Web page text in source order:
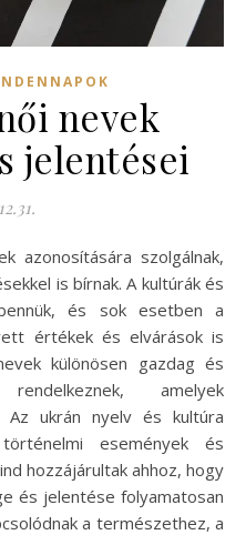
nevek
jelentései
is bírnak. A kultúrák és
és sok esetben a
értékek és elvárások is
különösen gazdag és
amelyek
Az ukrán nyelv és kultúra
események és
hozzájárultak ahhoz, hogy
és jelentése folyamatosan
a természethez, a